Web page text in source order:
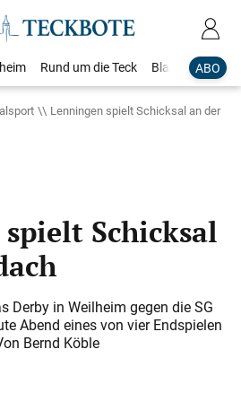
ABO
Rund um die Teck Blaulicht
Lenningen spielt Schicksal an der
Schicksal
Derby in Weilheim gegen die SG
Abend eines von vier Endspielen
Bernd Köble